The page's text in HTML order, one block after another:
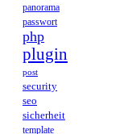
panorama
passwort
php
plugin
post
security
seo
sicherheit
template